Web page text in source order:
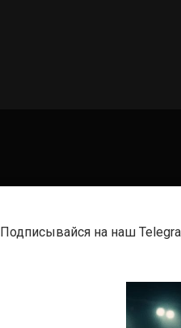
Подписывайся на наш